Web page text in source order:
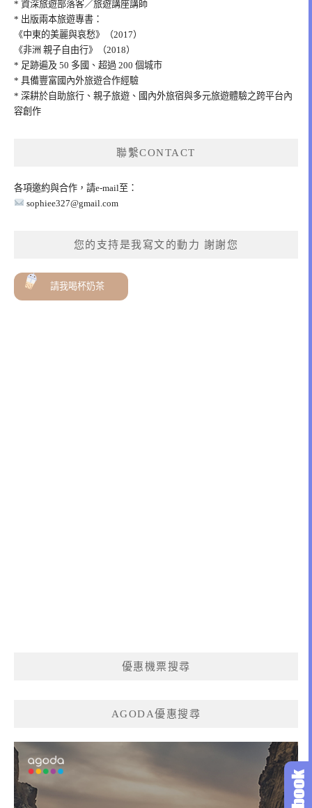
* 資深旅遊部落客／旅遊講座講師
* 出版兩本旅遊專書：
《中東的美麗與哀愁》（2017）
《非洲 親子自由行》（2018）
* 足跡遍及 50 多國、超過 200 個城市
* 具備豐富國內外旅遊合作經驗
* 深耕於自助旅行、親子旅遊、國內外旅宿與多元旅遊體驗之跨平台內
容創作
聯繫CONTACT
各項邀約與合作，請e-mail至：
sophiee327@gmail.com
您的支持是我寫文的動力 謝謝您
請我喝杯奶茶
優惠機票搜尋
AGODA優惠搜尋